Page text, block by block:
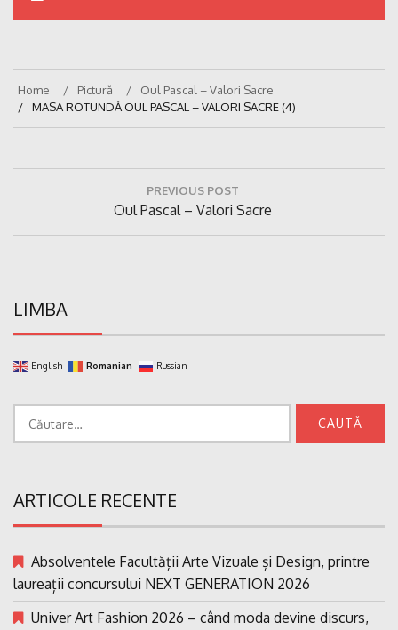
Home Pictură
Oul Pascal – Valori Sacre
MASA ROTUNDĂ OUL PASCAL – VALORI SACRE (4)
PREVIOUS POST
Previous
Post:
Oul Pascal – Valori Sacre
LIMBA
English Romanian Russian
ARTICOLE RECENTE
Absolventele Facultății Arte Vizuale și Design, printre
laureații concursului NEXT GENERATION 2026
Univer Art Fashion 2026 – când moda devine discurs,